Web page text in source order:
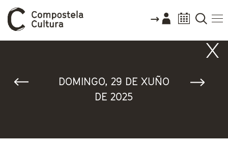
DOMINGO, 29 DE XUÑO
DE 2025